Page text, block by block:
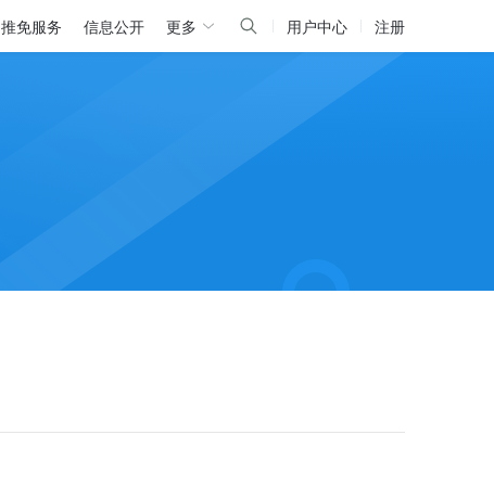
推免服务 信息公开 更多 用户中心 注册